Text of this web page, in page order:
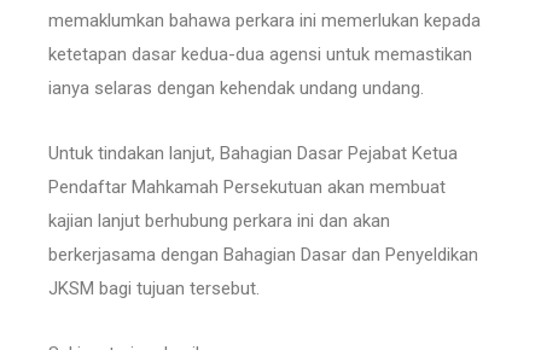
memaklumkan bahawa perkara ini memerlukan kepada
ketetapan dasar kedua-dua agensi untuk memastikan
ianya selaras dengan kehendak undang undang.
Untuk tindakan lanjut, Bahagian Dasar Pejabat Ketua
Pendaftar Mahkamah Persekutuan akan membuat
kajian lanjut berhubung perkara ini dan akan
berkerjasama dengan Bahagian Dasar dan Penyeldikan
JKSM bagi tujuan tersebut.